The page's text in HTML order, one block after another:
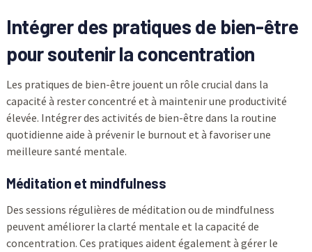
Intégrer des pratiques de bien-être
pour soutenir la concentration
Les pratiques de bien-être jouent un rôle crucial dans la
capacité à rester concentré et à maintenir une productivité
élevée. Intégrer des activités de bien-être dans la routine
quotidienne aide à prévenir le burnout et à favoriser une
meilleure santé mentale.
Méditation et mindfulness
Des sessions régulières de méditation ou de mindfulness
peuvent améliorer la clarté mentale et la capacité de
concentration. Ces pratiques aident également à gérer le